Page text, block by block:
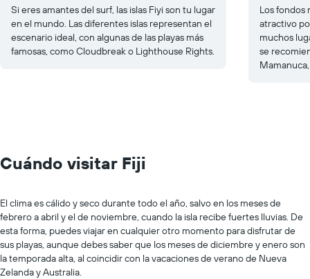
Si eres amantes del surf, las islas Fiyi son tu lugar
en el mundo. Las diferentes islas representan el
escenario ideal, con algunas de las playas más
famosas, como Cloudbreak o Lighthouse Rights.
Los fondos
atractivo
muchos
se
Cuándo visitar Fiji
El clima es cálido y seco durante todo el año, salvo en los meses de
febrero a abril y el de noviembre, cuando la isla recibe fuertes lluvias. De
esta forma, puedes viajar en cualquier otro momento para disfrutar de
sus playas, aunque debes saber que los meses de diciembre y enero son
la temporada alta, al coincidir con la vacaciones de verano de Nueva
Zelanda y Australia.